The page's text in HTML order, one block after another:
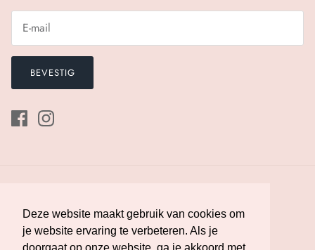
Deze website maakt gebruik van cookies om
je website ervaring te verbeteren. Als je
Deze website maakt gebruik van cookies om
je website ervaring te verbeteren. Als je
BEVESTIG